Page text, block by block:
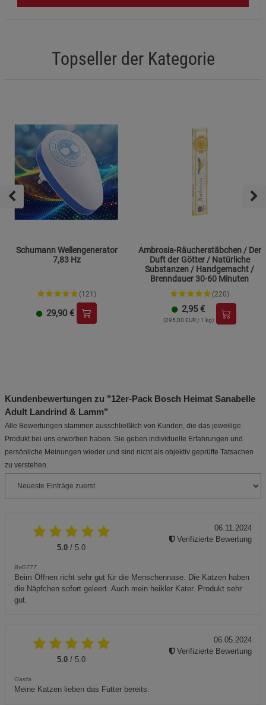
Topseller der Kategorie
Schumann Wellengenerator
7,83 Hz
(121)
29,90 €
Ambrosia-Räucherstäbchen / Der
Duft der Götter / Natürliche
Substanzen / Handgemacht /
Brenndauer 30-60 Minuten
(220)
2,95 €
(295,00 EUR / 1 kg)
Kundenbewertungen zu "12er-Pack Bosch Heimat Sanabelle
Adult Landrind & Lamm"
Alle Bewertungen stammen ausschließlich von Kunden, die das jeweilige
Produkt bei uns erworben haben. Sie geben individuelle Erfahrungen und
persönliche Meinungen wieder und sind nicht als objektiv geprüfte Tatsachen
zu verstehen.
5.0 / 5.0
BvG777
Beim Öffnen richt sehr gut für die Menschennase. Die Katzen haben
die Näpfchen sofort geleert. Auch mein heikler Kater. Produkt sehr
gut.
06.11.2024
Verifizierte Bewertung
5.0 / 5.0
Garda
Meine Katzen lieben das Futter bereits.
06.05.2024
Verifizierte Bewertung